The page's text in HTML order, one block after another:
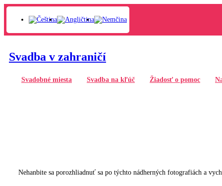
Svadba v zahraničí
Svadobné miesta Svadba na kľúč Žiadosť o pomoc
Nehanbite sa porozhliadnuť sa po týchto nádherných fotografiách a